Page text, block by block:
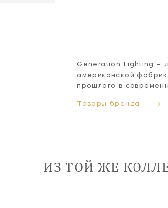
Generation Lighting –
американской
прошлого в
Товары бренда
ИЗ ТОЙ ЖЕ